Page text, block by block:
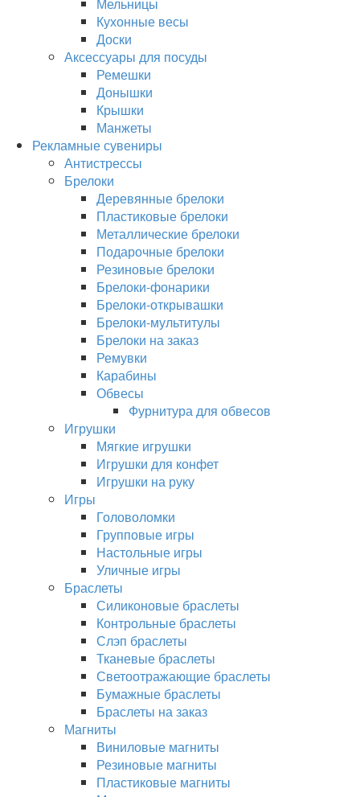
Кухонные весы
Доски
Аксессуары для посуды
Ремешки
Донышки
Крышки
Манжеты
Рекламные сувениры
Антистрессы
Брелоки
Деревянные брелоки
Пластиковые брелоки
Металлические брелоки
Подарочные брелоки
Резиновые брелоки
Брелоки-фонарики
Брелоки-открывашки
Брелоки-мультитулы
Брелоки на заказ
Ремувки
Карабины
Обвесы
Фурнитура для обвесов
Игрушки
Мягкие игрушки
Игрушки для конфет
Игрушки на руку
Игры
Головоломки
Групповые игры
Настольные игры
Уличные игры
Браслеты
Силиконовые браслеты
Контрольные браслеты
Слэп браслеты
Тканевые браслеты
Светоотражающие браслеты
Бумажные браслеты
Браслеты на заказ
Магниты
Виниловые магниты
Резиновые магниты
Пластиковые магниты